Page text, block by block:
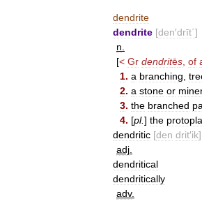
dendrite
dendrite [den′drīt΄]
n
[< Gr dendritēs of
1. a branching
2. a stone or
3. the branched
4. [pl.] the
dendritic [den drit′ik]
adj
dendritical
dendritically
adv.